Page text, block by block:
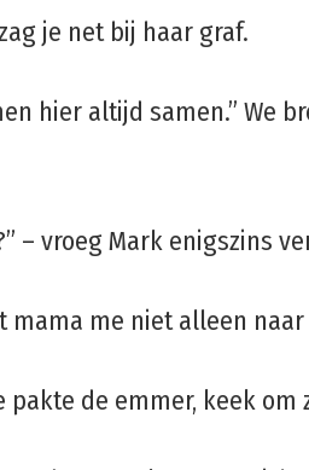
je net bij haar graf.
hier altijd samen.” We
– vroeg Mark enigszins
mama me niet alleen
pakte de emmer, keek om